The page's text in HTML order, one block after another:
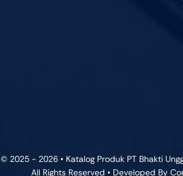
© 2025 - 2026 • Katalog Produk PT Bhakti
All Rights Reserved • Developed By